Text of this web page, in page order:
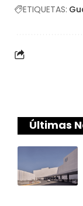
ETIQUETAS:
Últimas